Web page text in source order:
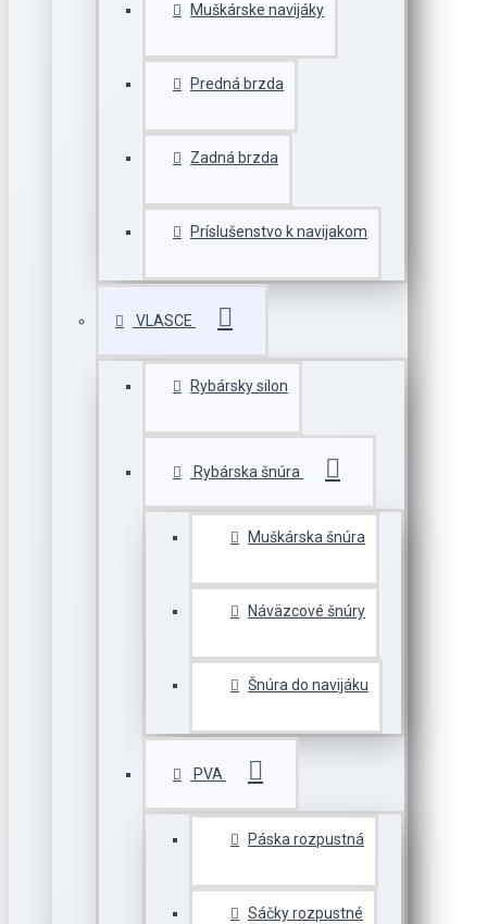
Muškárske navijáky
Predná brzda
Zadná brzda
Príslušenstvo k navijakom
VLASCE
Rybársky silon
Rybárska šnúra
Muškárska šnúra
Náväzcové šnúry
Šnúra do navijáku
PVA
Páska rozpustná
Sáčky rozpustné